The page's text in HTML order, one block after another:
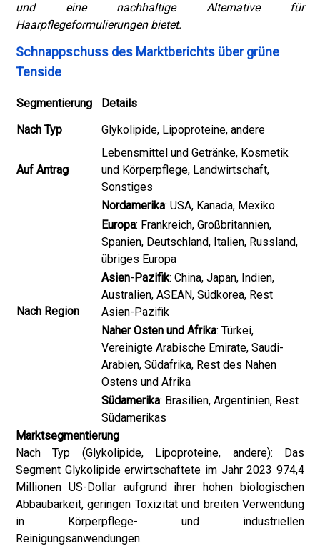
und eine nachhaltige Alternative für
Haarpflegeformulierungen bietet.
Schnappschuss des Marktberichts über grüne
Tenside
Segmentierung
Details
Nach Typ
Glykolipide, Lipoproteine, andere
Auf Antrag
Lebensmittel und Getränke, Kosmetik
und Körperpflege, Landwirtschaft,
Sonstiges
Nach Region
Nordamerika: USA, Kanada, Mexiko
Europa: Frankreich, Großbritannien,
Spanien, Deutschland, Italien, Russland,
übriges Europa
Asien-Pazifik: China, Japan, Indien,
Australien, ASEAN, Südkorea, Rest
Asien-Pazifik
Naher Osten und Afrika: Türkei,
Vereinigte Arabische Emirate, Saudi-
Arabien, Südafrika, Rest des Nahen
Ostens und Afrika
Südamerika: Brasilien, Argentinien, Rest
Südamerikas
Marktsegmentierung
Nach Typ (Glykolipide, Lipoproteine, andere): Das
Segment Glykolipide erwirtschaftete im Jahr 2023 974,4
Millionen US-Dollar aufgrund ihrer hohen biologischen
Abbaubarkeit, geringen Toxizität und breiten Verwendung
in Körperpflege- und industriellen
Reinigungsanwendungen.